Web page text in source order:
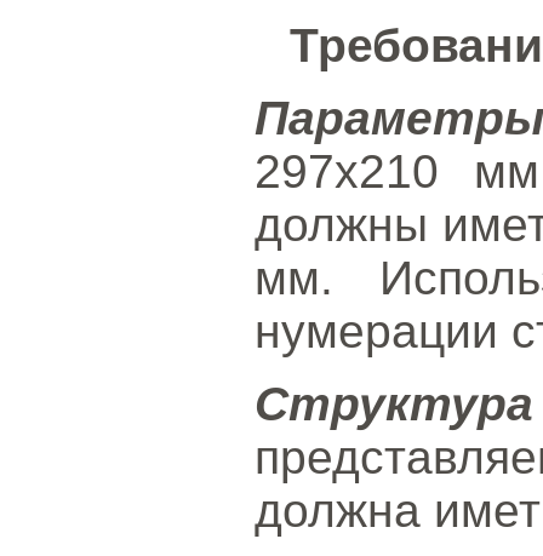
297x210
должны
мм.
нумерации
должна